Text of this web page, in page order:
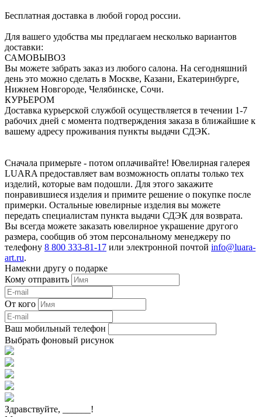
Бесплатная доставка в любой город россии.
Для вашего удобства мы предлагаем несколько вариантов
доставки:
САМОВЫВОЗ
Вы можете забрать заказ из любого салона. На сегодняшний
день это можно сделать в Москве, Казани, Екатеринбурге,
Нижнем Новгороде, Челябинске, Сочи.
КУРЬЕРОМ
Доставка курьерской службой осуществляется в течении 1-7
рабочих дней с момента подтверждения заказа в ближайшие к
вашему адресу проживания пункты выдачи СДЭК.
Сначала примерьте - потом оплачивайте! Ювелирная галерея
LUARA предоставляет вам возможность оплаты только тех
изделий, которые вам подошли. Для этого закажите
понравившиеся изделия и примите решение о покупке после
примерки. Остальные ювелирные изделия вы можете
передать специалистам пункта выдачи СДЭК для возврата.
Вы всегда можете заказать ювелирное украшение другого
размера, сообщив об этом персональному менеджеру по
телефону 8 800 333-81-17 или электронной почтой info@luara-
art.ru.
Намекни другу о подарке
Кому отправить
От кого
Ваш мобильный телефон
Выбрать фоновый рисунок
Здравствуйте,
!